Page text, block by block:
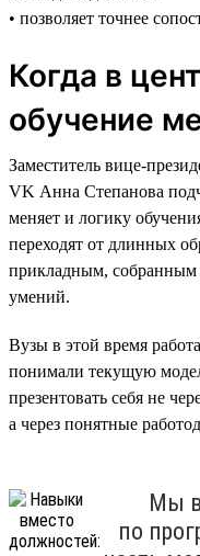
• позволяет точнее
Когда в
обучение
Заместитель вице-
VK Анна Степанова
меняет и логику
переходят от длинных
прикладным, собранным
умений.
Вузы в этой время
понимали текущую
презентовать себя не
а через понятные
Мы
по